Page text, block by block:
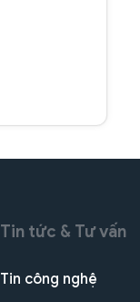
Tin tức & Tư vấn
Tin công nghệ